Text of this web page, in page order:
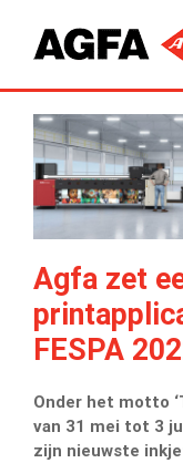
content
Agfa zet
FESPA
Onder het motto
van 31 mei tot 3
zijn nieuwste